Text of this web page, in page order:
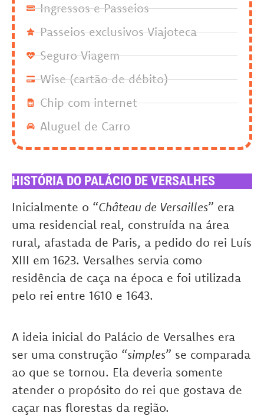
Ingressos e Passeios
Passeios exclusivos Viajoteca
Seguro Viagem
Wise (cartão de débito)
Chip com internet
Aluguel de Carro
HISTÓRIA DO PALÁCIO DE VERSALHES
Inicialmente o “Château de Versailles” era
uma residencial real, construída na área
rural, afastada de Paris, a pedido do rei Luís
XIII em 1623. Versalhes servia como
residência de caça na época e foi utilizada
pelo rei entre 1610 e 1643.
A ideia inicial do Palácio de Versalhes era
ser uma construção “simples” se comparada
ao que se tornou. Ela deveria somente
atender o propósito do rei que gostava de
caçar nas florestas da região.